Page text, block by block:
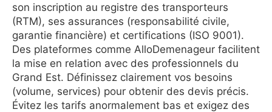
son inscription au registre des transporteurs
(RTM), ses assurances (responsabilité civile,
garantie financière) et certifications (ISO 9001).
Des plateformes comme AlloDemenageur facilitent
la mise en relation avec des professionnels du
Grand Est. Définissez clairement vos besoins
(volume, services) pour obtenir des devis précis.
Évitez les tarifs anormalement bas et exigez des